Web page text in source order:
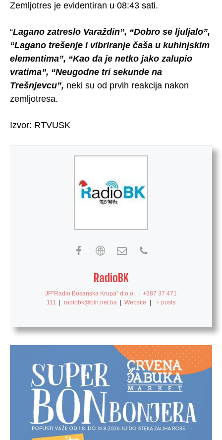
Zemljotres je evidentiran u 08:43 sati.
“Lagano zatreslo Varaždin”, “Dobro se ljuljalo”,
“Lagano trešenje i vibriranje čaša u kuhinjskim
elementima”, “Kao da je netko jako zalupio
vratima”, “Neugodne tri sekunde na
Trešnjevcu”, neki su od prvih reakcija nakon
zemljotresa.
Izvor: RTVUSK
RadioBK
JP"Radio Bosanska Krupa" d.o.o. | +387 37 471
111
| radiobk@bih.net.ba | Website | + posts